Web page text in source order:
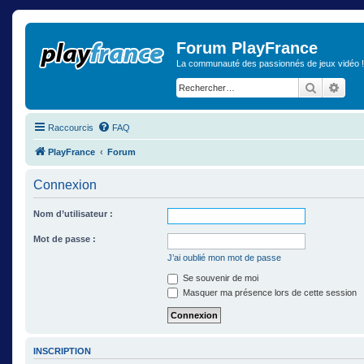
Forum PlayFrance
La communauté des passionnés de jeux vidéo !
Raccourcis FAQ
PlayFrance Forum
Connexion
Nom d’utilisateur :
Mot de passe :
J’ai oublié mon mot de passe
Se souvenir de moi
Masquer ma présence lors de cette session
INSCRIPTION